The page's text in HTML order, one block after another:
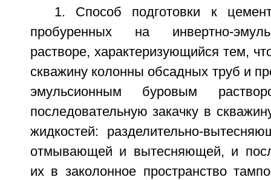
1. Способ подготовки к
пробуренных на инвертно-
растворе, характеризующийся тем,
скважину колонны обсадных труб и
эмульсионным буровым
последовательную закачку в
жидкостей: разделительно-
отмывающей и вытесняющей, и
их в заколонное пространство